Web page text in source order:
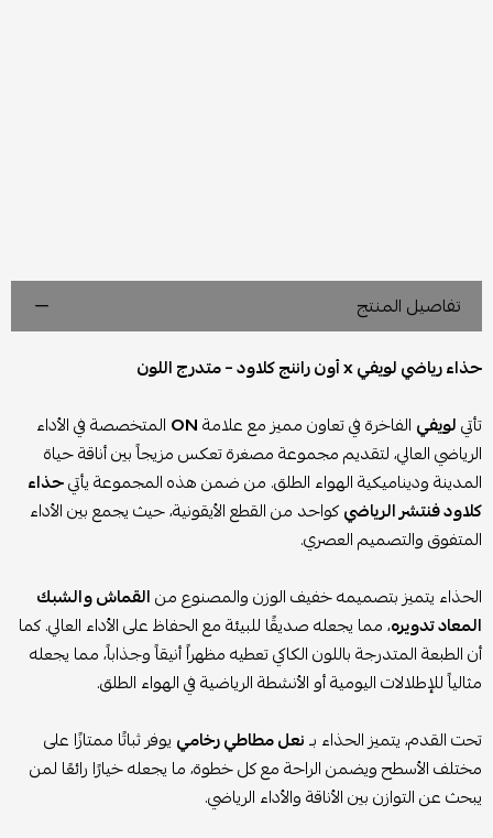
تفاصيل المنتج
حذاء رياضي لويفي x أون راننج كلاود – متدرج اللون
تأتيلويفي الفاخرة في تعاون مميز مع علامةON المتخصصة في الأداء
الرياضي العالي، لتقديم مجموعة مصغرة تعكس مزيجاً بين أناقة حياة
المدينة وديناميكية الهواء الطلق. من ضمن هذه المجموعة يأتيحذاء
كلاود فنتشر الرياضيكواحد من القطع الأيقونية، حيث يجمع بين الأداء
المتفوق والتصميم العصري.
الحذاء يتميز بتصميمه خفيف الوزن والمصنوع منالقماش والشبك
المعاد تدويره، مما يجعله صديقًا للبيئة مع الحفاظ على الأداء العالي. كما
أن الطبعة المتدرجة باللون الكاكي تعطيه مظهراً أنيقاً وجذاباً، مما يجعله
مثالياً للإطلالات اليومية أو الأنشطة الرياضية في الهواء الطلق.
تحت القدم، يتميز الحذاء بـنعل مطاطي رخامي يوفر ثباتًا ممتازًا على
مختلف الأسطح ويضمن الراحة مع كل خطوة، ما يجعله خيارًا رائعًا لمن
يبحث عن التوازن بين الأناقة والأداء الرياضي.